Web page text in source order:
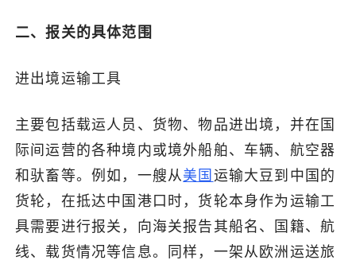
二、报关的具体范围
进出境运输工具
主要包括载运人员、货物、物品进出境，并在国
际间运营的各种境内或境外船舶、车辆、航空器
和驮畜等。例如，一艘从美国 运输大豆到中国的
货轮，在抵达中国港口时，货轮本身作为运输工
具需要进行报关，向海关报告其船名、国籍、航
线、载货情况等信息。同样，一架从欧洲运送旅